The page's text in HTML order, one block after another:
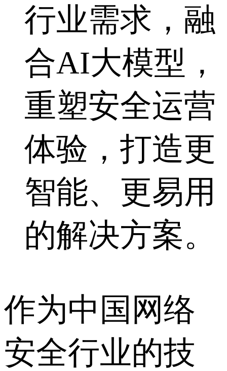
行业需求，融
合AI大模型，
重塑安全运营
体验，打造更
智能、更易用
的解决方案。
作为中国网络
安全行业的技